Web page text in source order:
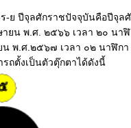
-ย ปีจุลศักราชปัจจุบันคือปีจุล
ยน พ.ศ. ๒๕๖๖ เวลา ๒๐ นา
น พ.ศ.๒๕๖๗ เวลา ๐๒ นาฬิก
ถตั้งเป็นตัวตุ๊กตาได้ดังนี้